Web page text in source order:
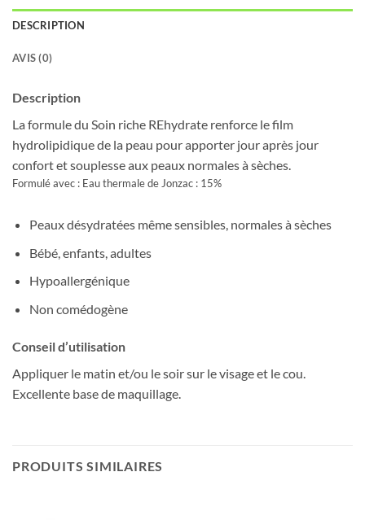
DESCRIPTION
AVIS (0)
Description
La formule du Soin riche REhydrate renforce le film
hydrolipidique de la peau pour apporter jour après jour
confort et souplesse aux peaux normales à sèches.
Formulé avec : Eau thermale de Jonzac : 15%
Peaux désydratées même sensibles, normales à sèches
Bébé, enfants, adultes
Hypoallergénique
Non comédogène
Conseil d’utilisation
Appliquer le matin et/ou le soir sur le visage et le cou.
Excellente base de maquillage.
PRODUITS SIMILAIRES